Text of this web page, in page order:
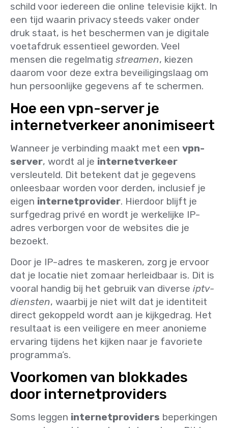
schild voor iedereen die online televisie kijkt. In
een tijd waarin privacy steeds vaker onder
druk staat, is het beschermen van je digitale
voetafdruk essentieel geworden. Veel
mensen die regelmatig streamen, kiezen
daarom voor deze extra beveiligingslaag om
hun persoonlijke gegevens af te schermen.
Hoe een vpn-server je
internetverkeer anonimiseert
Wanneer je verbinding maakt met een vpn-
server, wordt al je internetverkeer
versleuteld. Dit betekent dat je gegevens
onleesbaar worden voor derden, inclusief je
eigen internetprovider. Hierdoor blijft je
surfgedrag privé en wordt je werkelijke IP-
adres verborgen voor de websites die je
bezoekt.
Door je IP-adres te maskeren, zorg je ervoor
dat je locatie niet zomaar herleidbaar is. Dit is
vooral handig bij het gebruik van diverse iptv-
diensten, waarbij je niet wilt dat je identiteit
direct gekoppeld wordt aan je kijkgedrag. Het
resultaat is een veiligere en meer anonieme
ervaring tijdens het kijken naar je favoriete
programma’s.
Voorkomen van blokkades
door internetproviders
Soms leggen internetproviders beperkingen